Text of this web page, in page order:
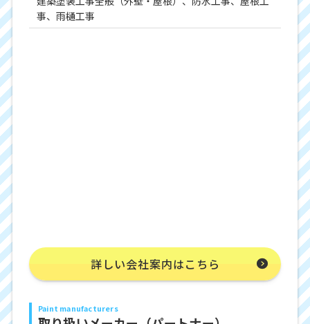
事、雨樋工事
詳しい会社案内はこちら
Paint manufacturers